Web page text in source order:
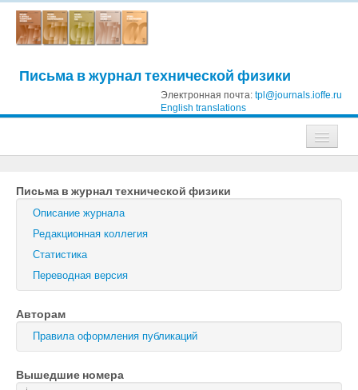
Письма в журнал технической физики
Электронная почта: tpl@journals.ioffe.ru
English translations
Журнал технической физики
Письма в Журнал технической физики
Физика твердого тела
Физика и техника полупроводников
Оптика и спектроскопия
Поиск
Войти
Письма в журнал технической физики
Описание журнала
Редакционная коллегия
Статистика
Переводная версия
Авторам
Правила оформления публикаций
Вышедшие номера